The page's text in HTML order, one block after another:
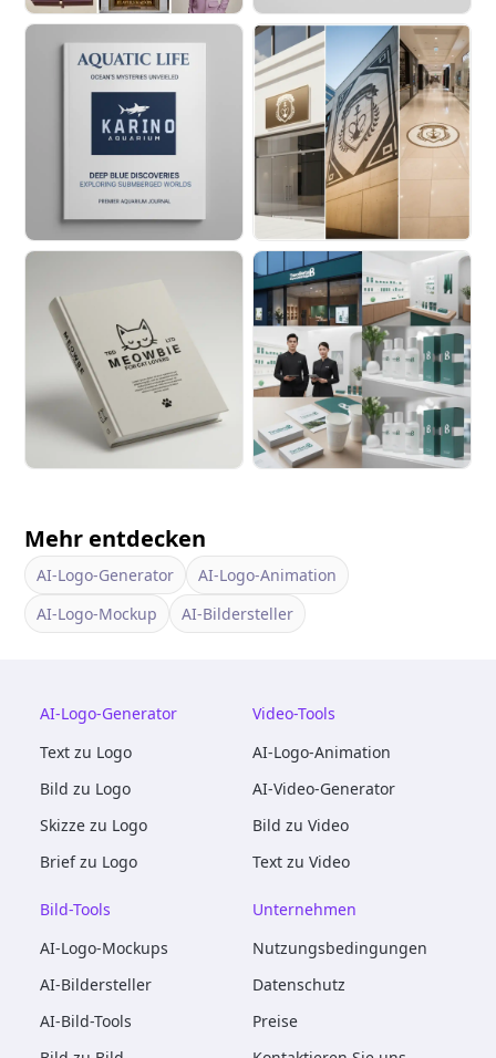
Mehr entdecken
AI-Logo-Generator
AI-Logo-Animation
AI-Logo-Mockup
AI-Bildersteller
AI-Logo-Generator
Text zu Logo
Bild zu Logo
Skizze zu Logo
Brief zu Logo
Video-Tools
AI-Logo-Animation
AI-Video-Generator
Bild zu Video
Text zu Video
Bild-Tools
AI-Logo-Mockups
AI-Bildersteller
AI-Bild-Tools
Unternehmen
Nutzungsbedingungen
Datenschutz
Preise